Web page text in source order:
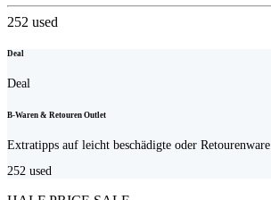
252 used
Deal
Deal
B-Waren & Retouren Outlet
Extratipps auf leicht beschädigte oder Retourenware.
252 used